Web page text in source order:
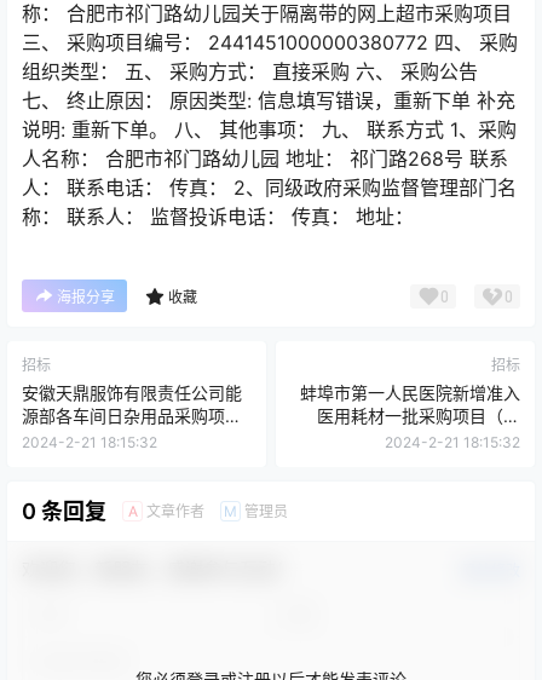
称： 合肥市祁门路幼儿园关于隔离带的网上超市采购项目
三、 采购项目编号： 2441451000000380772 四、 采购
组织类型： 五、 采购方式： 直接采购 六、 采购公告
七、 终止原因： 原因类型: 信息填写错误，重新下单 补充
说明: 重新下单。 八、 其他事项： 九、 联系方式 1、采购
人名称： 合肥市祁门路幼儿园 地址： 祁门路268号 联系
人： 联系电话： 传真： 2、同级政府采购监督管理部门名
称： 联系人： 监督投诉电话： 传真： 地址：
海报分享 收藏 0 0
招标
安徽天鼎服饰有限责任公司能
源部各车间日杂用品采购项目
询价公告
2024-2-21 18:15:32
招标
蚌埠市第一人民医院新增准入
医用耗材一批采购项目（三
次）招标公告
2024-2-21 18:15:32
0 条回复 A 文章作者 M 管理员